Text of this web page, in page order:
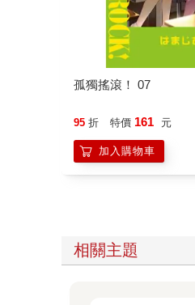
孤獨搖滾！ 07
95 折 特價 161 元
加入購物車
相關主題